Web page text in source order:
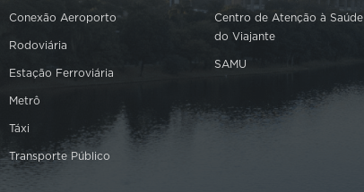
Conexão Aeroporto
Rodoviária
Estação Ferroviária
Metrô
Táxi
Transporte Público
Centro de Atenção à Saúde
do Viajante
SAMU